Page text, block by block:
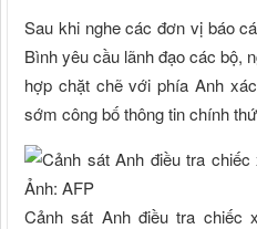
Sau khi nghe các đơn vị báo
Bình yêu cầu lãnh đạo các bộ,
hợp chặt chẽ với phía Anh
sớm công bố thông tin chính
Cảnh sát Anh điều tra chiếc